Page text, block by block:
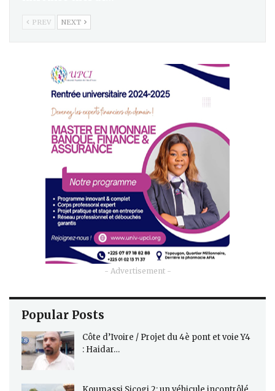
PREV NEXT
- Advertisement -
Popular Posts
Côte d’Ivoire / Projet du 4è pont et voie Y4
: Haidar…